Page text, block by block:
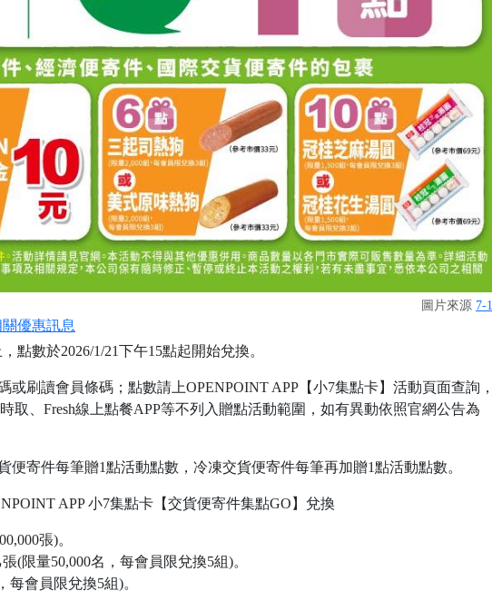
圖片來源 7-
優惠訊息
點數於2026/1/21下午15點起開始兌換。
或刷讀會員條碼；點數請上OPENPOINT APP【小7集點卡】活動頁面查詢，
取、Fresh線上點餐APP等不列入贈點活動範圍，如有異動依照官網公告為
便寄件每筆贈1點活動點數，冷凍交貨便寄件每筆再加贈1點活動點數。
APP 小7集點卡【交貨便寄件集點GO】兌換
張)。
(限量50,000名，每會員限兌換5組)。
會員限兌換5組)。